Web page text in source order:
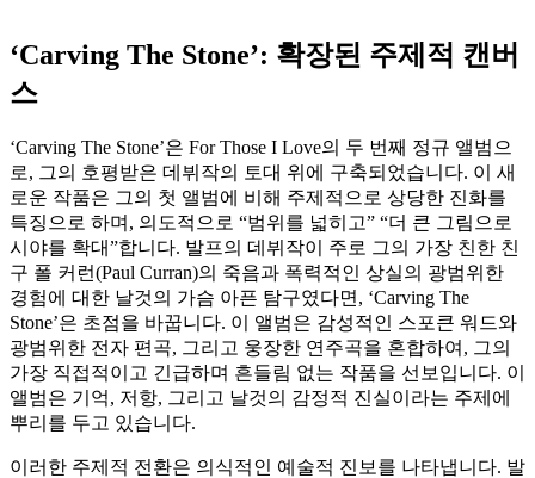
‘Carving The Stone’: 확장된 주제적 캔버
스
‘Carving The Stone’은 For Those I Love의 두 번째 정규 앨범으
로, 그의 호평받은 데뷔작의 토대 위에 구축되었습니다. 이 새
로운 작품은 그의 첫 앨범에 비해 주제적으로 상당한 진화를
특징으로 하며, 의도적으로 “범위를 넓히고” “더 큰 그림으로
시야를 확대”합니다. 발프의 데뷔작이 주로 그의 가장 친한 친
구 폴 커런(Paul Curran)의 죽음과 폭력적인 상실의 광범위한
경험에 대한 날것의 가슴 아픈 탐구였다면, ‘Carving The
Stone’은 초점을 바꿉니다. 이 앨범은 감성적인 스포큰 워드와
광범위한 전자 편곡, 그리고 웅장한 연주곡을 혼합하여, 그의
가장 직접적이고 긴급하며 흔들림 없는 작품을 선보입니다. 이
앨범은 기억, 저항, 그리고 날것의 감정적 진실이라는 주제에
뿌리를 두고 있습니다.
이러한 주제적 전환은 의식적인 예술적 진보를 나타냅니다. 발